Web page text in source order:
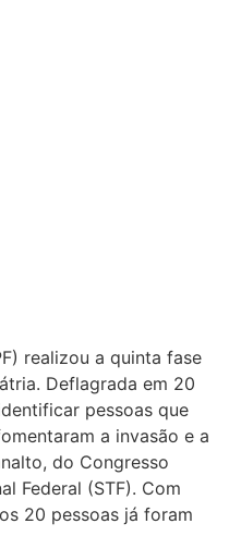
realizou a quinta fase
Deflagrada em 20
pessoas que
a invasão e a
do Congresso
Federal (STF). Com
20 pessoas já foram